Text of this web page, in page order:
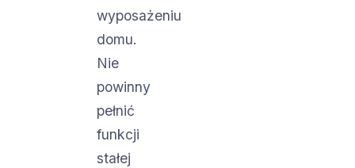
wyposażeniu
domu.
Nie
powinny
pełnić
funkcji
stałej